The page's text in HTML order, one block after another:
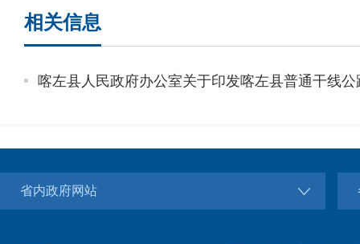
相关信息
喀左县人民政府办公室关于印发喀左县普通干线
省内政府网站